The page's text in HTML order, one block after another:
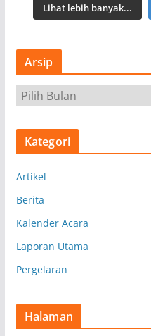
Lihat lebih banyak...
Arsip
r
s
Kategori
Artikel
Berita
Kalender Acara
Laporan Utama
Pergelaran
Halaman